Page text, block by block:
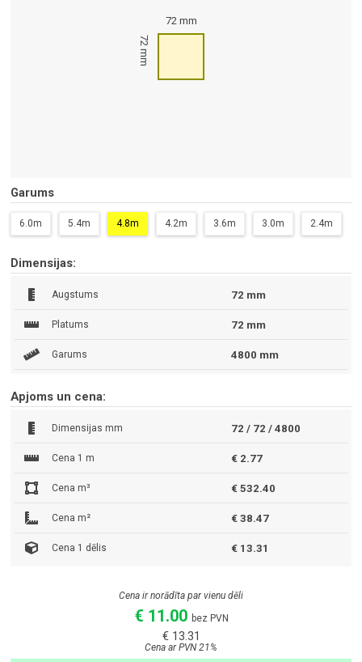
72 mm
72 mm
Garums
6.0m 5.4m 4.8m 4.2m 3.6m 3.0m 2.4m
Dimensijas:
Augstums 72 mm
Platums 72 mm
Garums 4800 mm
Apjoms un cena:
Dimensijas mm 72 / 72 / 4800
Cena 1 m € 2.77
Cena m³ € 532.40
Cena m² € 38.47
Cena 1 dēlis € 13.31
Cena ir norādīta par vienu dēli
€ 11.00 bez PVN
€ 13.31
Cena ar PVN 21%